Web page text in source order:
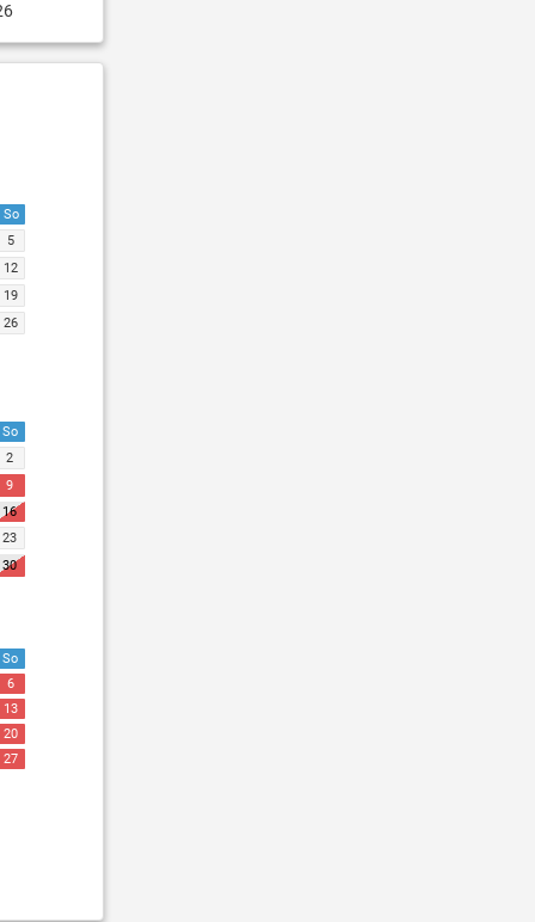
So
5
12
19
26
So
2
9
16
23
30
So
6
13
20
27